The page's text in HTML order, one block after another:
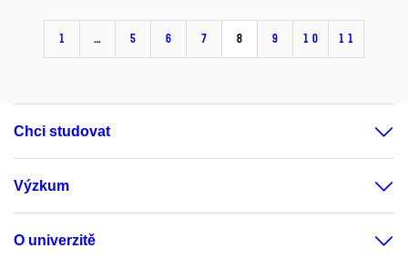
1 … 5 6 7 8 9 10 11
Chci studovat
Výzkum
O univerzitě